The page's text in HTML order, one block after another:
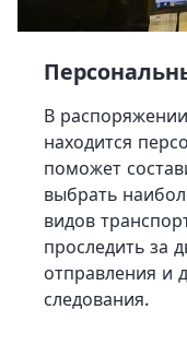
В
находится
поможет
выбрать
видов
проследить за
отправления и
следования.